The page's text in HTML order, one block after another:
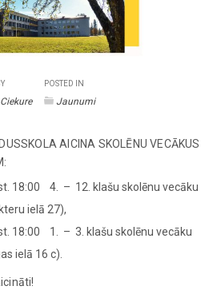
POSTED IN
Jaunumi
AICINA SKOLĒNU VECĀKUS
18:00 4. – 12. klašu skolēnu vecāku
ielā 27),
18:00 1. – 3. klašu skolēnu vecāku
ielā 16 c).